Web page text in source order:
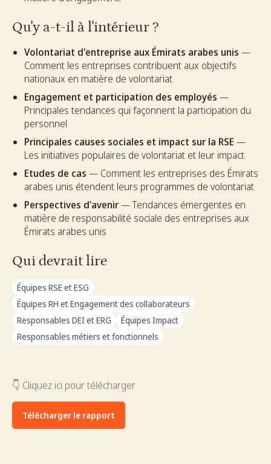
Qu'y a-t-il à l'intérieur ?
Volontariat d'entreprise aux Émirats arabes unis —
Comment les entreprises contribuent aux objectifs
nationaux en matière de volontariat
Engagement et participation des employés —
Principales tendances qui façonnent la participation du
personnel
Principales causes sociales et impact sur la RSE —
Les initiatives populaires de volontariat et leur impact
Etudes de cas — Comment les entreprises des Émirats
arabes unis étendent leurs programmes de volontariat
Perspectives d'avenir— Tendances émergentes en
matière de responsabilité sociale des entreprises aux
Émirats arabes unis
Qui devrait lire
Équipes RSE et ESG
Équipes RH et Engagement des collaborateurs
Responsables DEI et ERG
Équipes Impact
Responsables métiers et fonctionnels
👇 Cliquez ici pour télécharger
Télécharger le rapport